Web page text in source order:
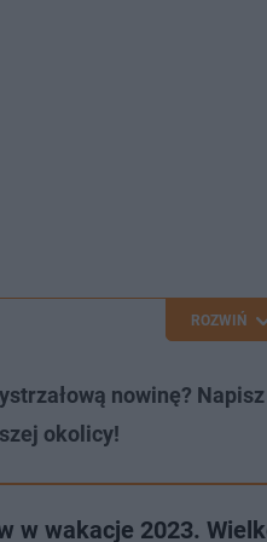
ROZWIŃ
nowinę?
okolicy!
w wakacje 2023.